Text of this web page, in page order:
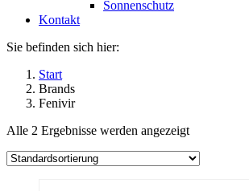
Sonnenschutz
Kontakt
Sie befinden sich hier:
Start
Brands
Fenivir
Alle 2 Ergebnisse werden angezeigt